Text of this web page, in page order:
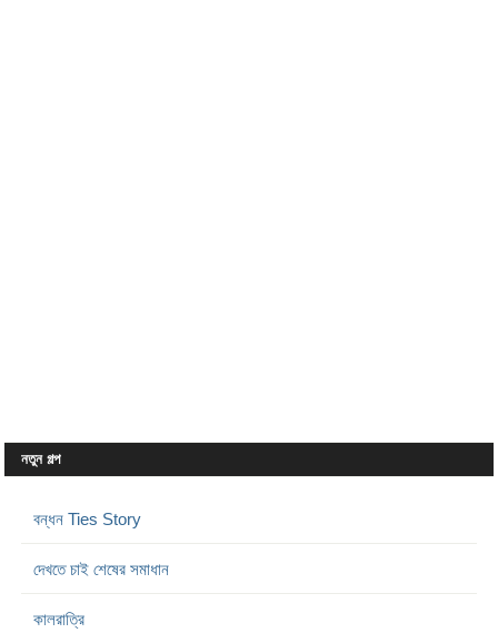
নতুন গল্প
বন্ধন Ties Story
দেখতে চাই শেষের সমাধান
কালরাত্রি